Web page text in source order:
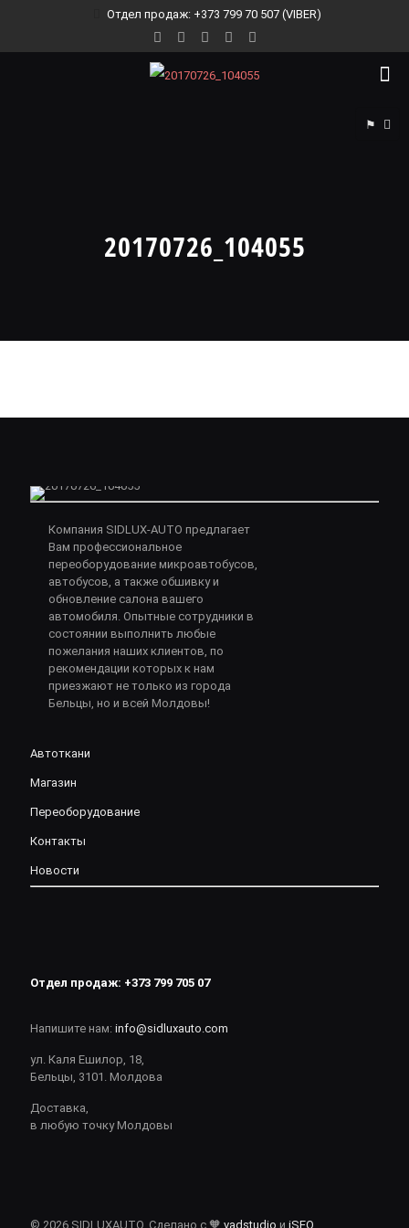
Отдел продаж: +373 799 70 507 (VIBER)
⚑
20170726_104055
Компания SIDLUX-AUTO предлагает
Вам профессиональное
переоборудование микроавтобусов,
автобусов, а также обшивку и
обновление салона вашего
автомобиля. Опытные сотрудники в
состоянии выполнить любые
пожелания наших клиентов, по
рекомендации которых к нам
приезжают не только из города
Бельцы, но и всей Молдовы!
Автоткани
Магазин
Переоборудование
Контакты
Новости
Отдел продаж: +373 799 705 07
Напишите нам: info@sidluxauto.com
ул. Каля Ешилор, 18,
Бельцы, 3101. Молдова
Доставка,
в любую точку Молдовы
© 2026 SIDLUXAUTO. Сделано с 🧡 vadstudio и iSEO